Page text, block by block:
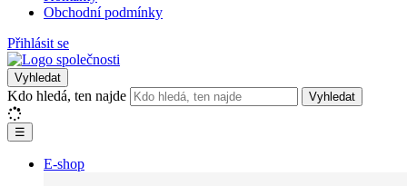
Obchodní podmínky
Přihlásit se
Vyhledat
Kdo hledá, ten najde Vyhledat
☰
E-shop